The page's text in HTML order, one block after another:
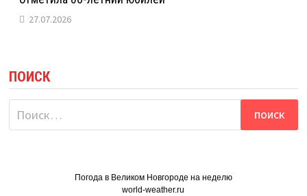
27.07.2026
ПОИСК
Найти:
Погода в Великом Новгороде на неделю
world-weather.ru